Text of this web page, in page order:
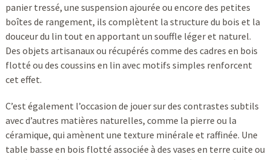
panier tressé, une suspension ajourée ou encore des petites
boîtes de rangement, ils complètent la structure du bois et la
douceur du lin tout en apportant un souffle léger et naturel.
Des objets artisanaux ou récupérés comme des cadres en bois
flotté ou des coussins en lin avec motifs simples renforcent
cet effet.
C’est également l’occasion de jouer sur des contrastes subtils
avec d’autres matières naturelles, comme la pierre ou la
céramique, qui amènent une texture minérale et raffinée. Une
table basse en bois flotté associée à des vases en terre cuite ou